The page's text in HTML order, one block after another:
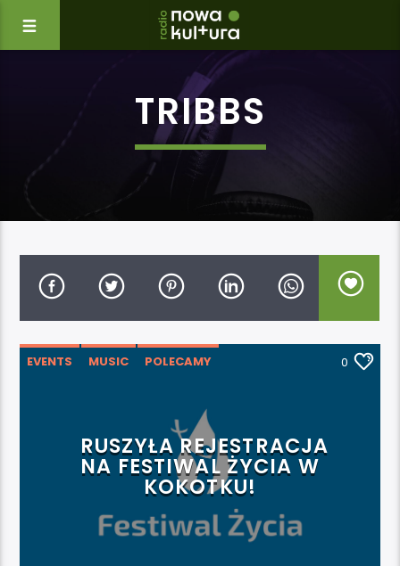
TRIBBS
EVENTS MUSIC
POLECAMY
0
RUSZYŁA REJESTRACJA
NA FESTIWAL ŻYCIA W
KOKOTKU!